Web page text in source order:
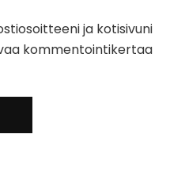
ja kotisivuni
kommentointikertaa